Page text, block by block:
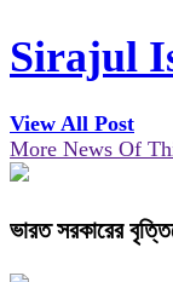
Sirajul
View All Post
More News Of
ভারত সরকারের